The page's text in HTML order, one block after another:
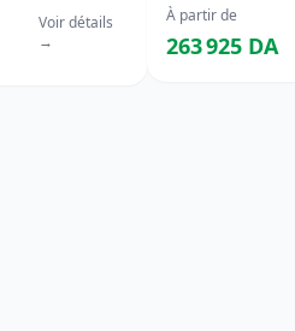
Voir détails
→
À partir de
263 925 DA